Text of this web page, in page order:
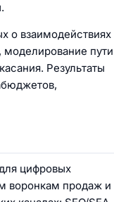
о взаимодействиях
моделирование пути
Результаты
цифровых
воронкам продаж и